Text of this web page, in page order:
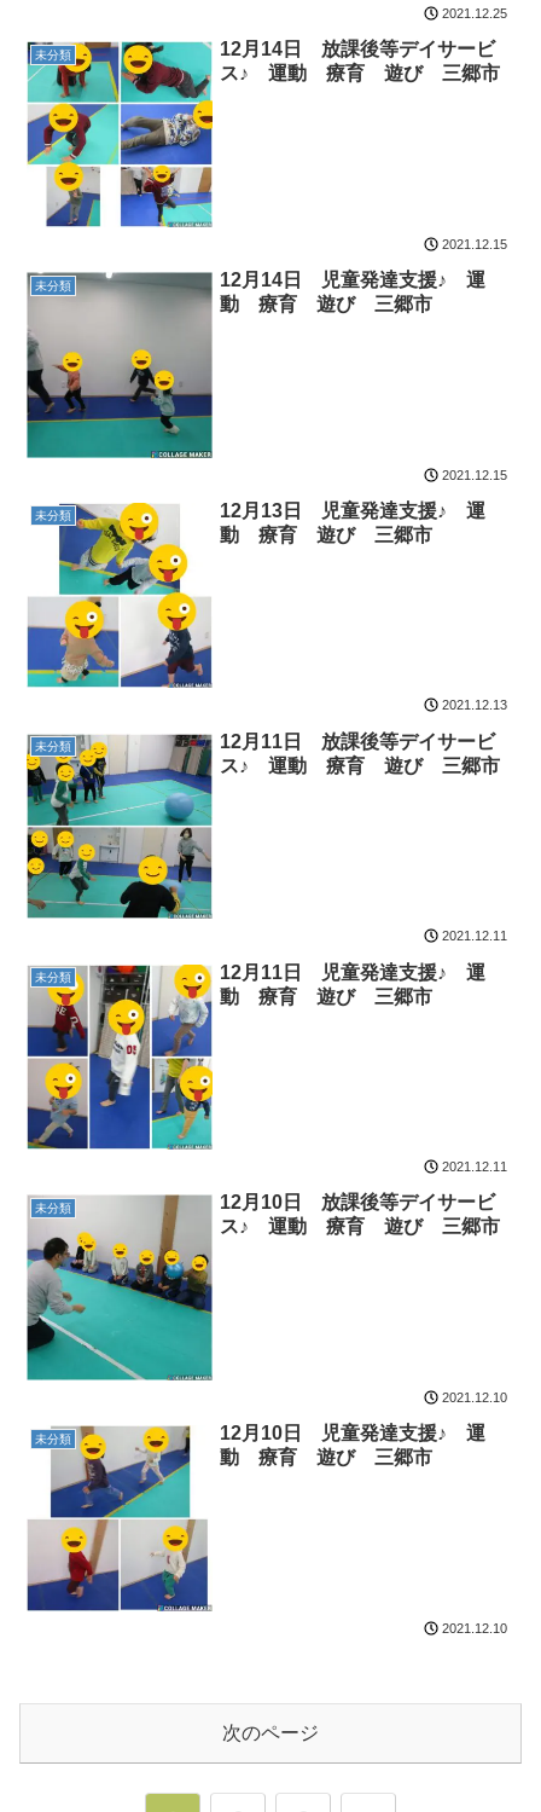
2021.12.25
未分類
12月14日 放課後等デイサービ
ス♪ 運動 療育 遊び 三郷市
2021.12.15
未分類
12月14日 児童発達支援♪ 運
動 療育 遊び 三郷市
2021.12.15
未分類
12月13日 児童発達支援♪ 運
動 療育 遊び 三郷市
2021.12.13
未分類
12月11日 放課後等デイサービ
ス♪ 運動 療育 遊び 三郷市
2021.12.11
未分類
12月11日 児童発達支援♪ 運
動 療育 遊び 三郷市
2021.12.11
未分類
12月10日 放課後等デイサービ
ス♪ 運動 療育 遊び 三郷市
2021.12.10
未分類
12月10日 児童発達支援♪ 運
動 療育 遊び 三郷市
2021.12.10
次のページ